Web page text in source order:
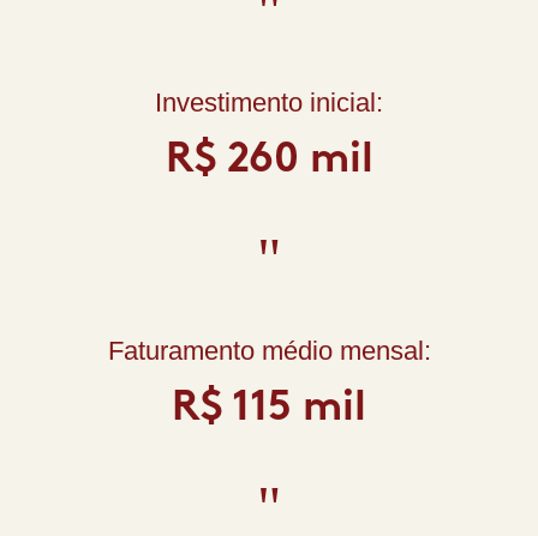
Investimento inicial:
R$ 260 mil
"
Faturamento médio mensal:
R$ 115 mil
"